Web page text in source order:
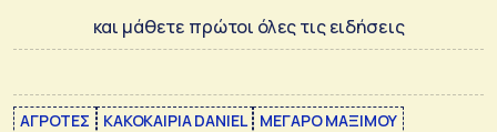
και μάθετε πρώτοι όλες τις ειδήσεις
ΑΓΡΟΤΕΣ ΚΑΚΟΚΑΙΡΙΑ DANIEL ΜΕΓΑΡΟ ΜΑΞΙΜΟΥ